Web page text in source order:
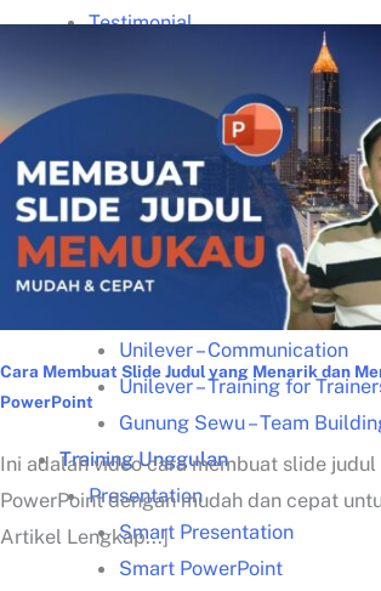
Testimonial
Materi Gratis
Download Panduan Lengkap
Video Tips Manajerial
Kisah Sukses
Lazada – Presentasi
Samsung – Business
Samsung – Creative Thinking
Unilever – Communication
Unilever – Training for
Gunung Sewu – Team
Training Unggulan
Presentation
Smart Presentation
Smart PowerPoint
Cara Membuat Slide Judul yang Menarik dan
PowerPoint
Ini adalah video cara membuat slide
PowerPoint dengan mudah dan cepat
Artikel Lengkap...]